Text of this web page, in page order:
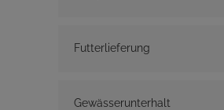
Futterlieferung
Gewässerunterhalt